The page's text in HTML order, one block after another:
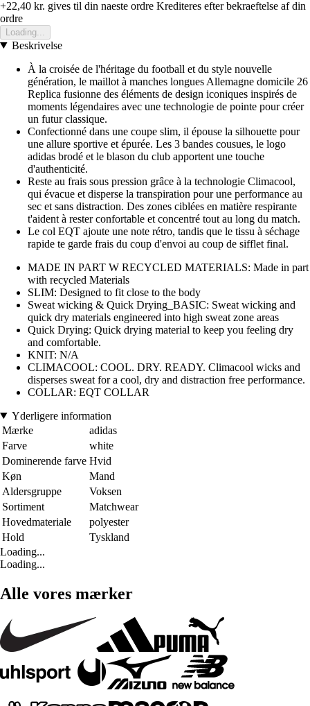
+22,40 kr. gives til din naeste ordre Krediteres efter bekraeftelse af din
ordre
Loading...
Beskrivelse
À la croisée de l'héritage du football et du style nouvelle
génération, le maillot à manches longues Allemagne domicile 26
Replica fusionne des éléments de design iconiques inspirés de
moments légendaires avec une technologie de pointe pour créer
un futur classique.
Confectionné dans une coupe slim, il épouse la silhouette pour
une allure sportive et épurée. Les 3 bandes cousues, le logo
adidas brodé et le blason du club apportent une touche
d'authenticité.
Reste au frais sous pression grâce à la technologie Climacool,
qui évacue et disperse la transpiration pour une performance au
sec et sans distraction. Des zones ciblées en matière respirante
t'aident à rester confortable et concentré tout au long du match.
Le col EQT ajoute une note rétro, tandis que le tissu à séchage
rapide te garde frais du coup d'envoi au coup de sifflet final.
MADE IN PART W RECYCLED MATERIALS: Made in part
with recycled Materials
SLIM: Designed to fit close to the body
Sweat wicking & Quick Drying_BASIC: Sweat wicking and
quick dry materials engineered into high sweat zone areas
Quick Drying: Quick drying material to keep you feeling dry
and comfortable.
KNIT: N/A
CLIMACOOL: COOL. DRY. READY. Climacool wicks and
disperses sweat for a cool, dry and distraction free performance.
COLLAR: EQT COLLAR
Yderligere information
Mærke
adidas
Farve
white
Dominerende farve Hvid
Køn
Mand
Aldersgruppe
Voksen
Sortiment
Matchwear
Hovedmateriale
polyester
Hold
Tyskland
Loading...
Loading...
Alle vores mærker